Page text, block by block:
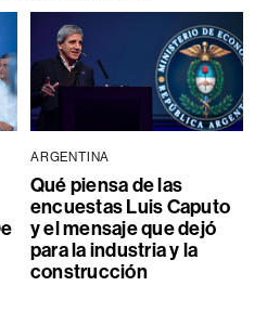
ARGENTINA
Qué piensa de las
encuestas Luis Caputo
y el mensaje que dejó
para la industria y la
construcción